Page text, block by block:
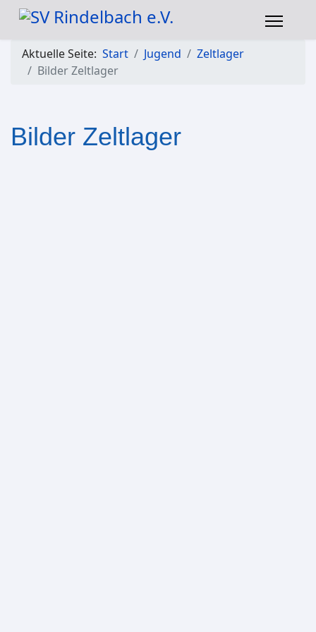
Aktuelle Seite: Start Jugend
Zeltlager
Bilder Zeltlager
Bilder Zeltlager